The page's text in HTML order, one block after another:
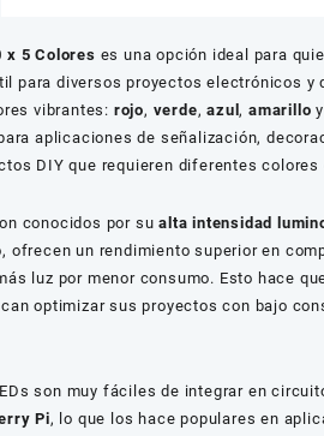
x 5 Colores es una opción ideal para
para diversos proyectos electrónicos y
vibrantes: rojo, verde,azul,amarillo y
aplicaciones de señalización,
DIY que requieren diferentes colores
conocidos por sualta intensidad
ofrecen un rendimiento superior en
luz por menor consumo. Esto hace
optimizar sus proyectos con bajo
son muy fáciles de integrar en
Pi, lo que los hace populares en